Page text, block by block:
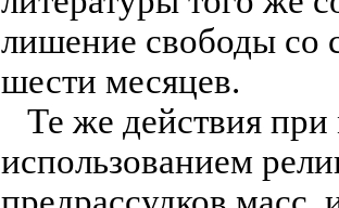
лишение свободы со
шести месяцев.
Те же действия при
использованием